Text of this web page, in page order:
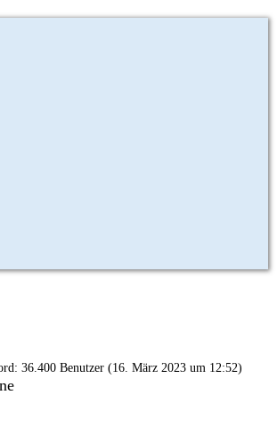
36.400 Benutzer (16. März 2023 um 12:52)